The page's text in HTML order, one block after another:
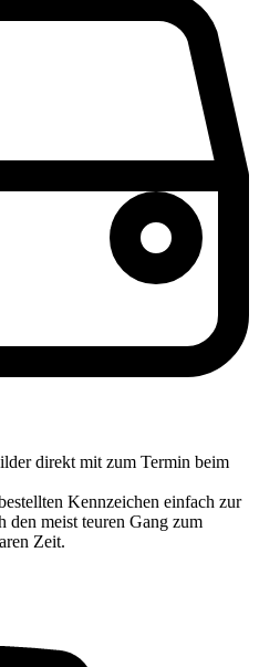
direkt mit zum Termin beim
Kennzeichen einfach zur
den meist teuren Gang zum
Zeit.